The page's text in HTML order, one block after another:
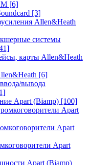
[6]
[3]
Allen&Heath
системы
карты Allen&Heath
[6]
вывода
Apart (Biamp) [100]
Apart
Apart
Apart
Apart (Biamp)